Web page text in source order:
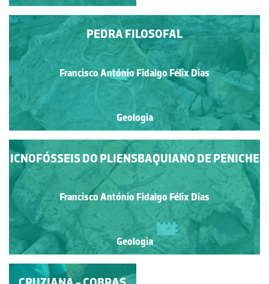
PEDRA FILOSOFAL
Francisco António Fidalgo Félix Dias
Geologia
ICNOFÓSSEIS DO PLIENSBAQUIANO DE PENICHE
Francisco António Fidalgo Félix Dias
Geologia